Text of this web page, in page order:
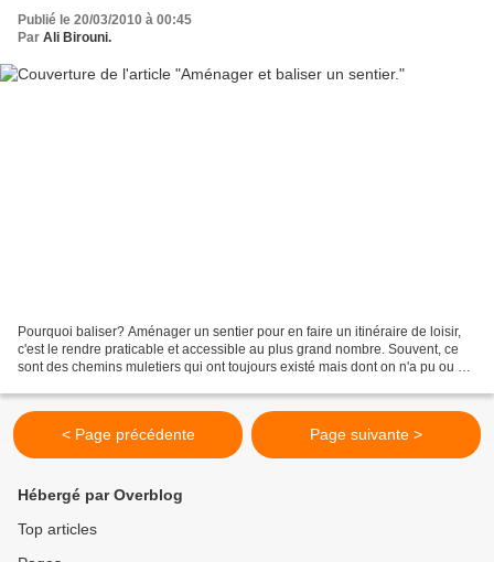
Publié le 20/03/2010 à 00:45
Par Ali Birouni.
Pourquoi baliser? Aménager un sentier pour en faire un itinéraire de loisir,
c'est le rendre praticable et accessible au plus grand nombre. Souvent, ce
sont des chemins muletiers qui ont toujours existé mais dont on n'a pu ou su
< Page précédente Page suivante >
Hébergé par Overblog
Top articles